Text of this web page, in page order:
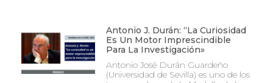
Antonio J. Durán: “La Curiosidad
Es Un Motor Imprescindible
Para La Investigación»
Antonio José Durán Guardeño
(Universidad de Sevilla) es uno de los